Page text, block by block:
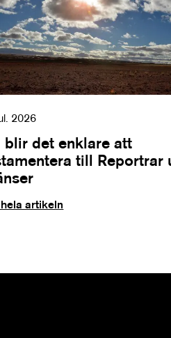
2026
blir det enklare att
till Reportrar
artikeln